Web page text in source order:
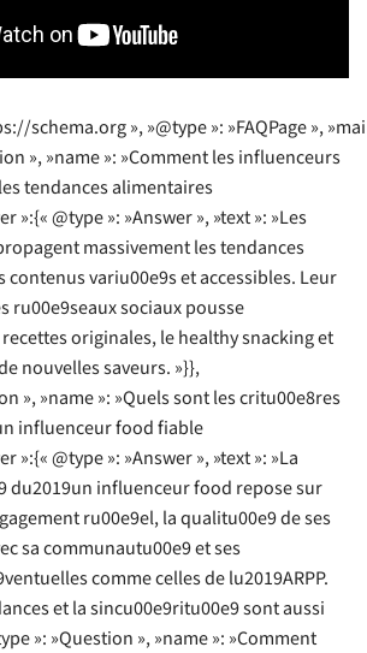
schema.org », »@type »: »FAQPage »,
», »name »: »Comment les influenceurs
tendances alimentaires
»:{« @type »: »Answer », »text »: »Les
massivement les tendances
contenus variu00e9s et accessibles. Leur
ru00e9seaux sociaux pousse
originales, le healthy snacking et
nouvelles saveurs. »}},
», »name »: »Quels sont les critu00e8res
influenceur food fiable
»:{« @type »: »Answer », »text »: »La
du2019un influenceur food repose sur
ru00e9el, la qualitu00e9 de ses
sa communautu00e9 et ses
comme celles de lu2019ARPP.
et la sincu00e9ritu00e9 sont aussi
»: »Question », »name »: »Comment